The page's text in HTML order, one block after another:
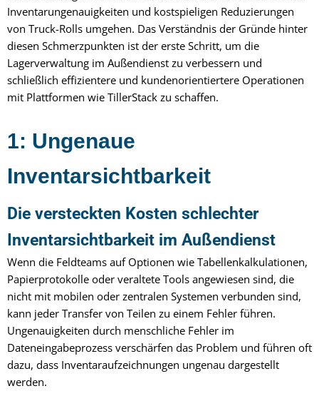
Inventarungenauigkeiten und kostspieligen Reduzierungen
von Truck-Rolls umgehen. Das Verständnis der Gründe hinter
diesen Schmerzpunkten ist der erste Schritt, um die
Lagerverwaltung im Außendienst zu verbessern und
schließlich effizientere und kundenorientiertere Operationen
mit Plattformen wie TillerStack zu schaffen.
1: Ungenaue
Inventarsichtbarkeit
Die versteckten Kosten schlechter
Inventarsichtbarkeit im Außendienst
Wenn die Feldteams auf Optionen wie Tabellenkalkulationen,
Papierprotokolle oder veraltete Tools angewiesen sind, die
nicht mit mobilen oder zentralen Systemen verbunden sind,
kann jeder Transfer von Teilen zu einem Fehler führen.
Ungenauigkeiten durch menschliche Fehler im
Dateneingabeprozess verschärfen das Problem und führen oft
dazu, dass Inventaraufzeichnungen ungenau dargestellt
werden.